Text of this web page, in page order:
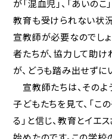
が「混血児」、「あいの
教育も受けられない状
宣教師が必要なのでしょ
者たちが、協力して助
が、どうも踏み出せずに
宣教師たちは、そのよ
子どもたちを見て、「こ
る」と信じ、教育とイエ